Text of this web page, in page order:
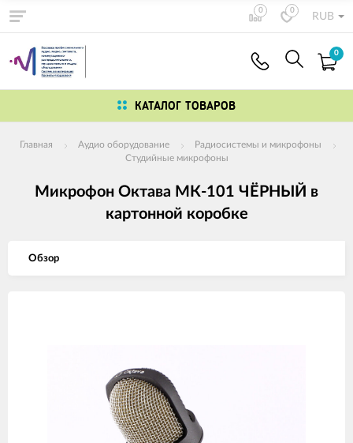
0 0
RUB
0
КАТАЛОГ ТОВАРОВ
Главная Аудио оборудование
Радиосистемы и микрофоны
Студийные микрофоны
Микрофон Октава МК-101 ЧЁРНЫЙ в
картонной коробке
Обзор